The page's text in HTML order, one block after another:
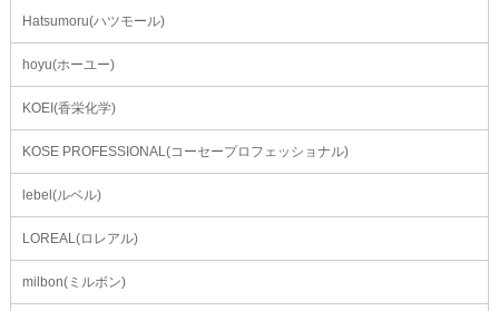
Hatsumoru(ハツモール)
hoyu(ホーユー)
KOEI(香栄化学)
KOSE PROFESSIONAL(コーセープロフェッショナル)
lebel(ルベル)
LOREAL(ロレアル)
milbon(ミルボン)